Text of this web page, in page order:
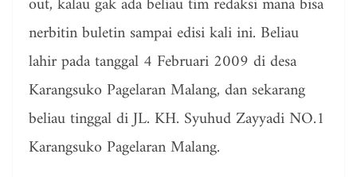
nerbitin buletin sampai edisi kali ini. Beliau
lahir pada tanggal 4 Februari 2009 di desa
Karangsuko Pagelaran Malang, dan sekarang
beliau tinggal di JL. KH. Syuhud Zayyadi NO.1
Karangsuko Pagelaran Malang.